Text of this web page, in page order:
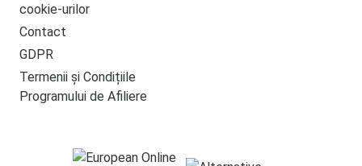
cookie-urilor
Contact
GDPR
Termenii și Condițiile
Programului de Afiliere